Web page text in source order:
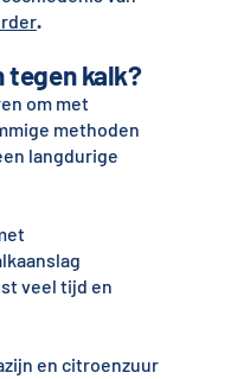
.
tegen kalk?
om met
methoden
langdurige
veel tijd en
en citroenzuur